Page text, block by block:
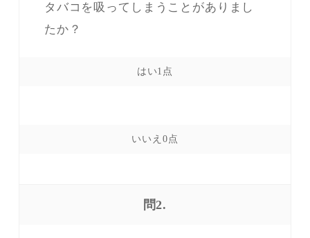
タバコを吸ってしまうことがありまし
たか？
問2.